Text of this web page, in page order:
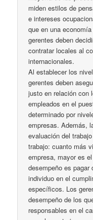
miden estilos de
e intereses
que en una
gerentes deben
contratar locales al
internacionales.
Al establecer los
gerentes deben
justo en relación con
empleados en el
determinado por
empresas. Además,
evaluación del
trabajo: cuanto más
empresa, mayor es
desempeño es pagar
individuo en el
específicos. Los
desempeño de los
responsables en el